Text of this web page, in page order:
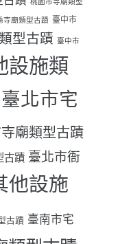
寺廟類型古蹟 臺中市
型古蹟 臺中市
設施類
臺北市宅
廟類型古蹟
古蹟 臺北市衙
他設施
古蹟 臺南市宅